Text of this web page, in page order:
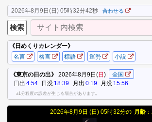
2026年8月9日(日) 05時32分42秒 合わせる